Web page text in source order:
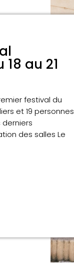
au 21
festival du
et 19 personnes
derniers
des salles Le